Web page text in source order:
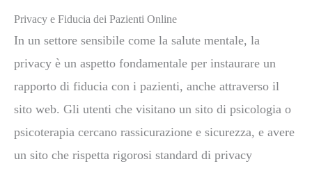
Privacy e Fiducia dei Pazienti Online
In un settore sensibile come la salute mentale, la
privacy è un aspetto fondamentale per instaurare un
rapporto di fiducia con i pazienti, anche attraverso il
sito web. Gli utenti che visitano un sito di psicologia o
psicoterapia cercano rassicurazione e sicurezza, e avere
un sito che rispetta rigorosi standard di privacy